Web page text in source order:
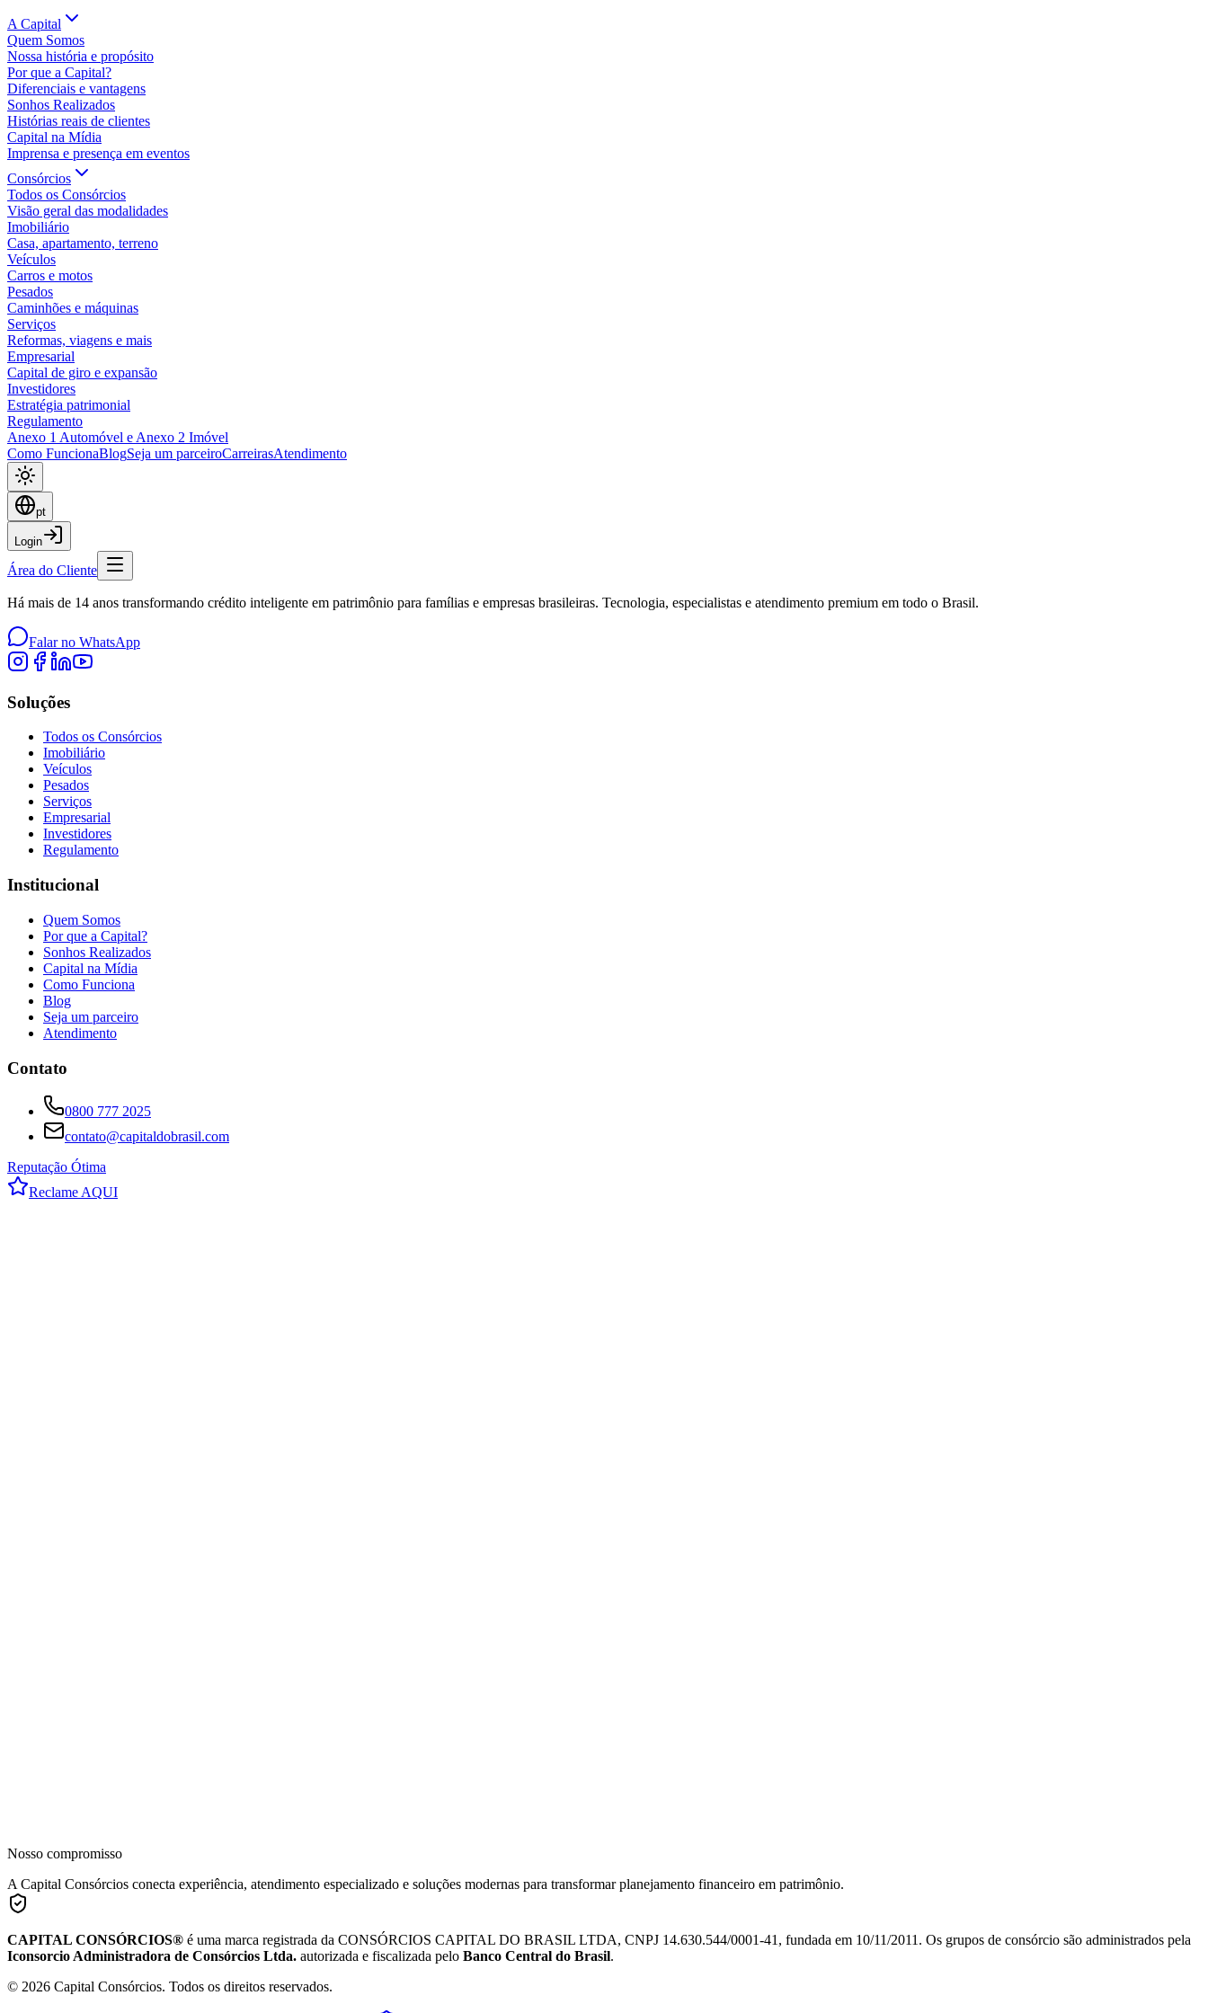
A Capital
Quem Somos
Nossa história e propósito
Por que a Capital?
Diferenciais e vantagens
Sonhos Realizados
Histórias reais de clientes
Capital na Mídia
Imprensa e presença em eventos
Consórcios
Todos os Consórcios
Visão geral das modalidades
Imobiliário
Casa, apartamento, terreno
Veículos
Carros e motos
Pesados
Caminhões e máquinas
Serviços
Reformas, viagens e mais
Empresarial
Capital de giro e expansão
Investidores
Estratégia patrimonial
Regulamento
Anexo 1 Automóvel e Anexo 2 Imóvel
Como FuncionaBlogSeja um parceiroCarreirasAtendimento
pt
Login
Área do Cliente
Há mais de 14 anos transformando crédito inteligente em patrimônio para famílias e empresas brasileiras. Tecnologia, especialistas e atendimento premium em todo o Brasil.
Falar no WhatsApp
Soluções
Todos os Consórcios
Imobiliário
Veículos
Pesados
Serviços
Empresarial
Investidores
Regulamento
Institucional
Quem Somos
Por que a Capital?
Sonhos Realizados
Capital na Mídia
Como Funciona
Blog
Seja um parceiro
Atendimento
Contato
0800 777 2025
contato@capitaldobrasil.com
Reputação Ótima
Reclame AQUI
Nosso compromisso
A Capital Consórcios conecta experiência, atendimento especializado e soluções modernas para transformar planejamento financeiro em patrimônio.
CAPITAL CONSÓRCIOS® é uma marca registrada da CONSÓRCIOS CAPITAL DO BRASIL LTDA, CNPJ 14.630.544/0001-41, fundada em 10/11/2011. Os grupos de consórcio são administrados pela
Iconsorcio Administradora de Consórcios Ltda. autorizada e fiscalizada pelo Banco Central do Brasil.
© 2026 Capital Consórcios. Todos os direitos reservados.